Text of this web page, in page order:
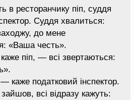
піп, суддя
Суддя хвалиться:
до мене
«Ваша честь».
піп, — всі звертаються:
каже податковий інспектор.
всі відразу кажуть: